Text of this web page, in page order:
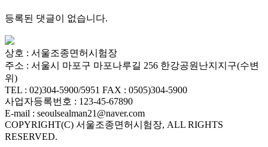
등록된 댓글이 없습니다.
서
울
출
장
안
마
파
주
출
상호 : 서울조종면허시험장
주소 : 서울시 마포구 마포나루길 256 한강공원난지지구(수변
위)
TEL : 02)304-5900/5951 FAX : 0505)304-5900
사업자등록번호 : 123-45-67890
E-mail : seoulsealman21@naver.com
COPYRIGHT(C) 서울조종면허시험장, ALL RIGHTS
RESERVED.